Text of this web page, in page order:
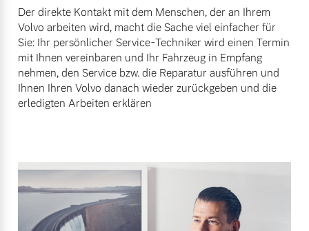
Der direkte Kontakt mit dem Menschen, der an Ihrem
Volvo arbeiten wird, macht die Sache viel einfacher für
Sie: Ihr persönlicher Service-Techniker wird einen Termin
mit Ihnen vereinbaren und Ihr Fahrzeug in Empfang
nehmen, den Service bzw. die Reparatur ausführen und
Ihnen Ihren Volvo danach wieder zurückgeben und die
erledigten Arbeiten erklären